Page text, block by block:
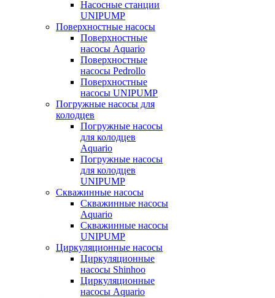
Насосные станции
UNIPUMP
Поверхностные насосы
Поверхностные
насосы Aquario
Поверхностные
насосы Pedrollo
Поверхностные
насосы UNIPUMP
Погружные насосы для
колодцев
Погружные насосы
для колодцев
Aquario
Погружные насосы
для колодцев
UNIPUMP
Скважинные насосы
Скважинные насосы
Aquario
Скважинные насосы
UNIPUMP
Циркуляционные насосы
Циркуляционные
насосы Shinhoo
Циркуляционные
насосы Aquario